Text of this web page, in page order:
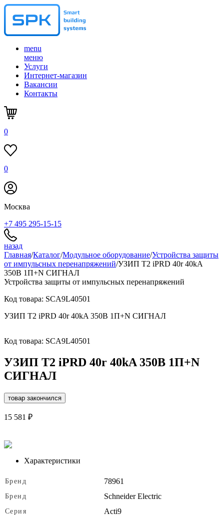
menu
меню
Услуги
Интернет-магазин
Вакансии
Контакты
0
0
Москва
+7 495 295-15-15
назад
Главная/Каталог/Модульное оборудование/Устройства защиты
от импульсных перенапряжений/УЗИП Т2 iPRD 40r 40kA
350В 1П+N СИГНАЛ
Устройства защиты от импульсных перенапряжений
Код товара: SCA9L40501
УЗИП Т2 iPRD 40r 40kA 350В 1П+N СИГНАЛ
Код товара: SCA9L40501
УЗИП Т2 iPRD 40r 40kA 350В 1П+N
СИГНАЛ
товар закончился
15 581 ₽
Характеристики
Бренд 78961
Бренд Schneider Electric
Серия Acti9